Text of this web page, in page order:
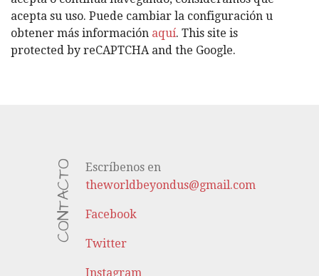
A
S
acepta su uso. Puede cambiar la configuración u
obtener más información aquí. This site is
protected by reCAPTCHA and the Google.
CONTACTO
Escríbenos en
theworldbeyondus@gmail.com
Facebook
Twitter
Instagram